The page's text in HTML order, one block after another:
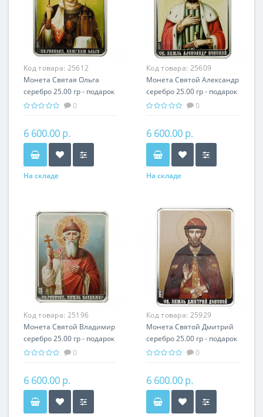
Код товара: 25612
Монета Святая Ольга
серебро 25.00 гр - подарок
икона имени0
6 600.00 р.
На складе
Код товара: 25609
Монета Святой Александр
серебро 25.00 гр - подарок
икона имени0
6 600.00 р.
На складе
Код товара: 25196
Монета Святой Владимир
серебро 25.00 гр - подарок
икона имени0
6 600.00 р.
Код товара: 25929
Монета Святой Дмитрий
серебро 25.00 гр - подарок
икона имени0
6 600.00 р.